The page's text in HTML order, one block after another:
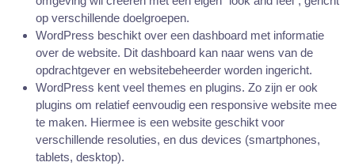
op verschillende doelgroepen.
WordPress beschikt over een dashboard met informatie
over de website. Dit dashboard kan naar wens van de
opdrachtgever en websitebeheerder worden ingericht.
WordPress kent veel themes en plugins. Zo zijn er ook
plugins om relatief eenvoudig een responsive website mee
te maken. Hiermee is een website geschikt voor
verschillende resoluties, en dus devices (smartphones,
tablets, desktop).